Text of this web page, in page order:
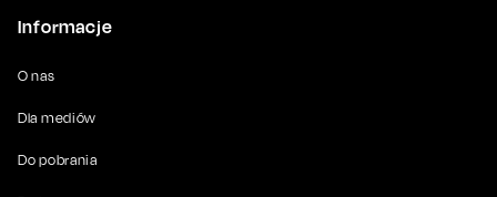
Informacje
O nas
Dla mediów
Do pobrania